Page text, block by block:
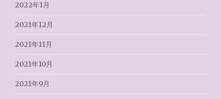
2022年1月
2021年12月
2021年11月
2021年10月
2021年9月